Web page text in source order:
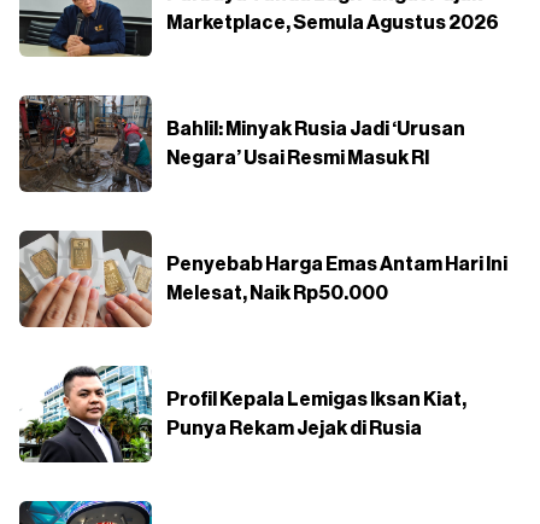
Marketplace, Semula Agustus 2026
Bahlil: Minyak Rusia Jadi ‘Urusan
Negara’ Usai Resmi Masuk RI
Penyebab Harga Emas Antam Hari Ini
Melesat, Naik Rp50.000
Profil Kepala Lemigas Iksan Kiat,
Punya Rekam Jejak di Rusia